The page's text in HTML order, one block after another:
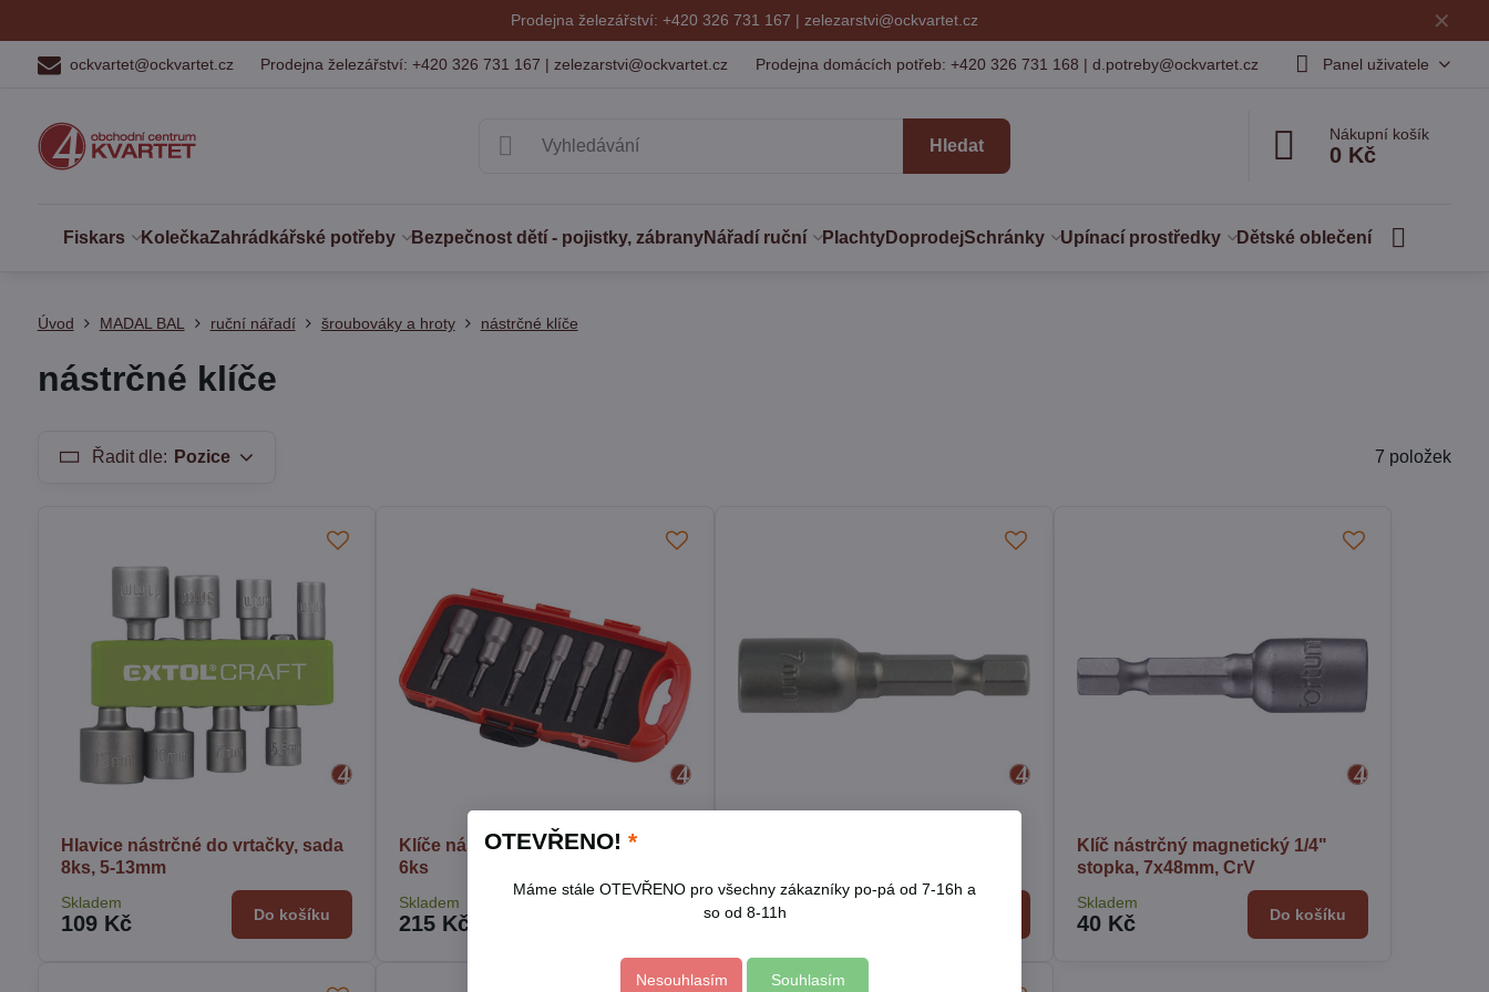
✕
Prodejna železářství: +420 326 731 167 | zelezarstvi@ockvartet.cz
ockvartet@ockvartet.cz Prodejna železářství: +420 326 731 167 | zelezarstvi@ockvartet.cz Prodejna domácích potřeb: +420 326 731 168 | d.potreby@ockvartet.cz Panel uživatele
Hledat
Nákupní košík
0 Kč
Fiskars KolečkaZahrádkářské potřeby Bezpečnost dětí - pojistky, zábranyNářadí ruční PlachtyDoprodejSchránky Upínací prostředky Dětské oblečení
Úvod MADAL BAL ruční nářadí šroubováky a hroty nástrčné klíče
nástrčné klíče
Řadit dle: Pozice 7 položek
Hlavice nástrčné do vrtačky, sada
8ks, 5-13mm
Skladem
109 Kč Do košíku
Klíče nástrčné do vrtačky, sada
6ks
Skladem
215 Kč
Skladem
59 Kč
Klíč nástrčný magnetický 1/4"
stopka, 7x48mm, CrV
Skladem
40 Kč Do košíku
OTEVŘENO! *
Máme stále OTEVŘENO pro všechny zákazníky po-pá od 7-16h a
so od 8-11h
Nesouhlasím Souhlasím